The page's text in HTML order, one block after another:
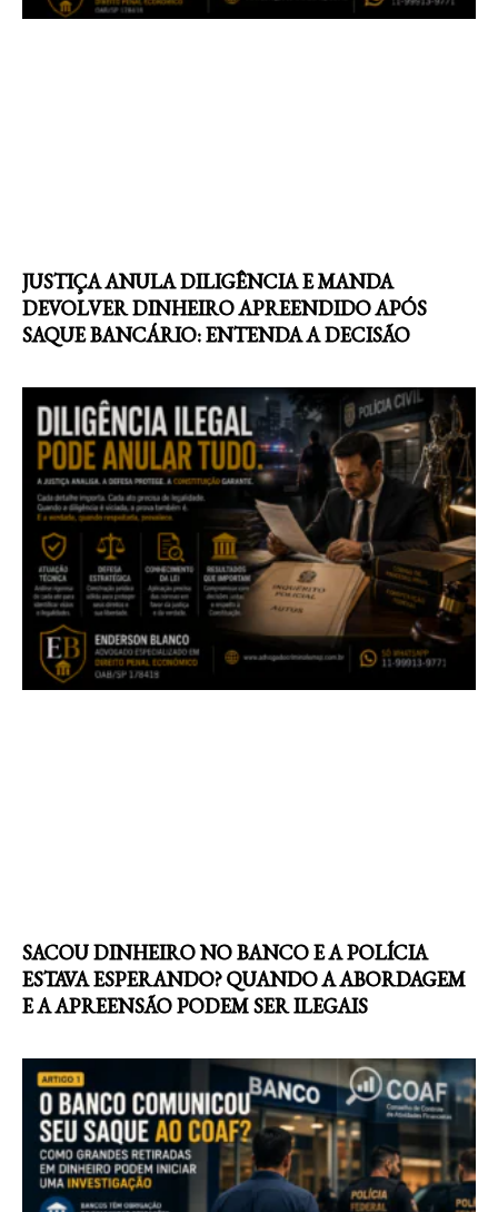
JUSTIÇA ANULA DILIGÊNCIA E MANDA
DEVOLVER DINHEIRO APREENDIDO APÓS
SAQUE BANCÁRIO: ENTENDA A DECISÃO
SACOU DINHEIRO NO BANCO E A POLÍCIA
ESTAVA ESPERANDO? QUANDO A ABORDAGEM
E A APREENSÃO PODEM SER ILEGAIS